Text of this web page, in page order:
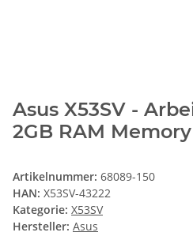
Asus X53SV -
2GB RAM
Artikelnummer: 68089-150
HAN: X53SV-43222
Kategorie: X53SV
Hersteller: Asus